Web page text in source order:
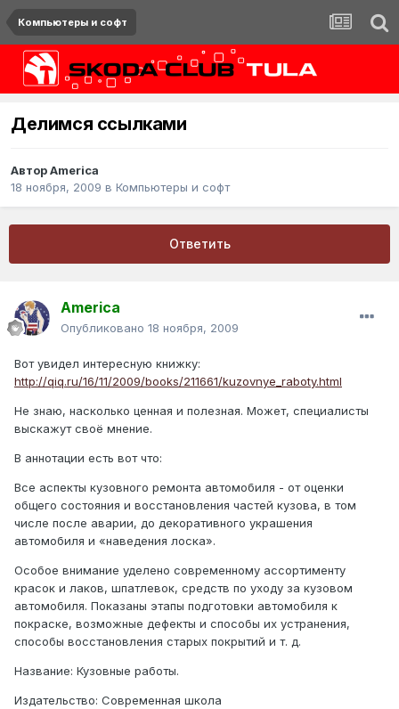
Компьютеры и софт
Делимся ссылками
АвторAmerica
18 ноября, 2009 в Компьютеры и софт
Ответить
America
Опубликовано 18 ноября, 2009
Вот увидел интересную книжку:
http://qiq.ru/16/11/2009/books/211661/kuzovnye_raboty.html
Не знаю, насколько ценная и полезная. Может, специалисты
выскажут своё мнение.
В аннотации есть вот что:
Все аспекты кузовного ремонта автомобиля - от оценки
общего состояния и восстановления частей кузова, в том
числе после аварии, до декоративного украшения
автомобиля и «наведения лоска».
Особое внимание уделено современному ассортименту
красок и лаков, шпатлевок, средств по уходу за кузовом
автомобиля. Показаны этапы подготовки автомобиля к
покраске, возможные дефекты и способы их устранения,
способы восстановления старых покрытий и т. д.
Название: Кузовные работы.
Издательство: Современная школа